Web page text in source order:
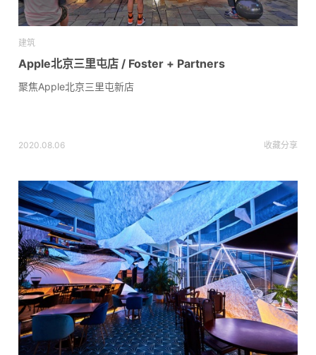
建筑
Apple北京三里屯店 / Foster + Partners
聚焦Apple北京三里屯新店
2020.08.06 收藏分享